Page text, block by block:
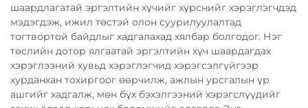
шаардлагатай эргэлтийн хүчийг хүрснийг хэрэглэгчдэд
мэдэгдэж, ижил төстэй олон суурилуулалтад
тогтвортой байдлыг хадгалахад хялбар болгодог. Нэг
төслийн дотор ялгаатай эргэлтийн хүч шаардагдах
хэрэглээний хувьд хэрэглэгчид хэрэгсэлгүйгээр
хурданхан тохиргоог өөрчилж, ажлын урсгалын үр
ашгийг хадгалж, мөн бүх бэхэлгээний хэрэгслүүдийг